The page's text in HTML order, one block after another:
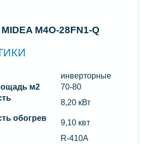
M4O-28FN1-Q
инверторные
м2
70-80
8,20 кВт
обогрев
9,10 квт
R-410A